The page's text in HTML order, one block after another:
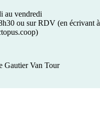
au vendredi
ou sur RDV (en écrivant à
Gautier Van Tour